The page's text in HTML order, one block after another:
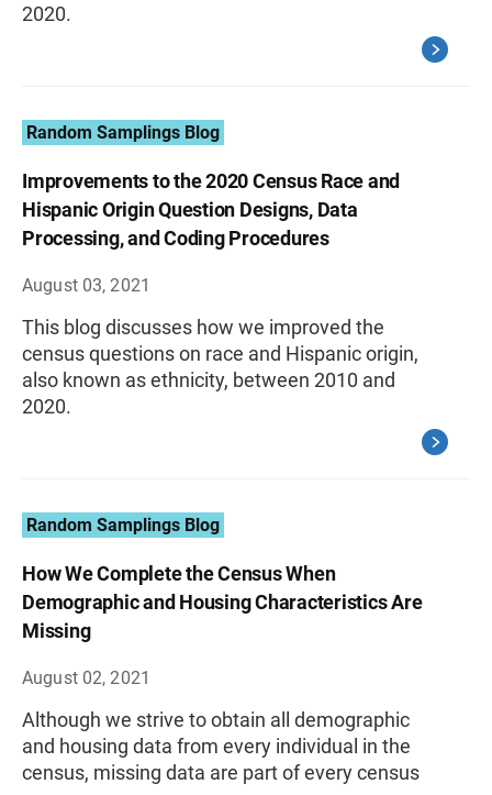
2020.
Random Samplings Blog
Improvements to the 2020 Census Race and
Hispanic Origin Question Designs, Data
Processing, and Coding Procedures
August 03, 2021
This blog discusses how we improved the
census questions on race and Hispanic origin,
also known as ethnicity, between 2010 and
2020.
Random Samplings Blog
How We Complete the Census When
Demographic and Housing Characteristics Are
Missing
August 02, 2021
Although we strive to obtain all demographic
and housing data from every individual in the
census, missing data are part of every census